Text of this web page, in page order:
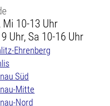
Mi 10-13 Uhr
Uhr, Sa 10-16 Uhr
Ehrenberg
Süd
Mitte
Nord